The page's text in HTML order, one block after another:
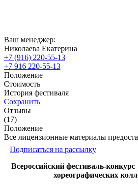
Ваш менеджер:
Николаева Екатерина
+7 (916) 220-55-13
+7 916 220-55-13
Положение
Стоимость
История фестиваля
Сохранить
Отзывы
(17)
Положение
Все лицензионные материалы
Подписаться на рассылку
Всероссийский фестиваль-конкурс
хореографических